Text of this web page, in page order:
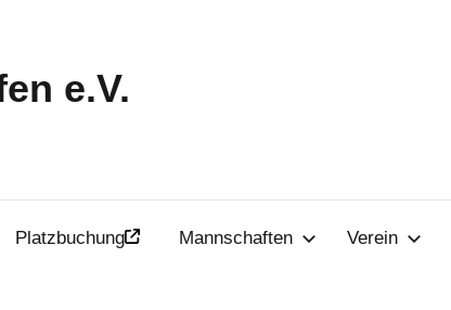
e.V.
Platzbuchung Mannschaften Verein